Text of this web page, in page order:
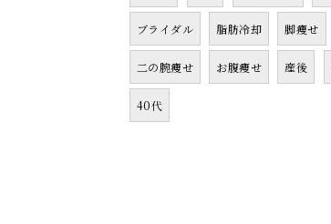
ブライダル 脂肪冷却 脚痩せ
二の腕痩せ お腹痩せ 産後
40代